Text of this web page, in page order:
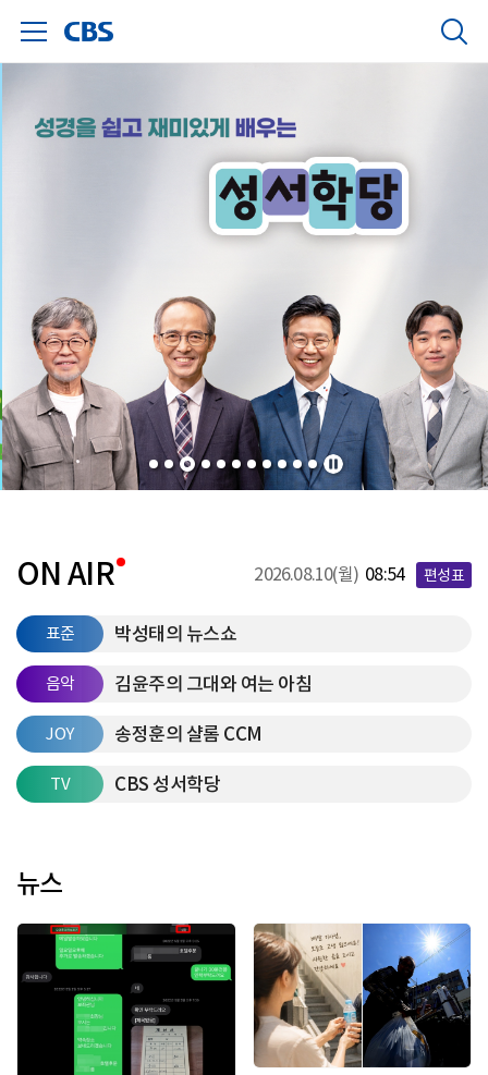
ON AIR 2026.08.10(월) 08:54 편성표
표준 박성태의 뉴스쇼
음악 김윤주의 그대와 여는 아침
JOY 송정훈의 샬롬 CCM
TV CBS 성서학당
뉴스